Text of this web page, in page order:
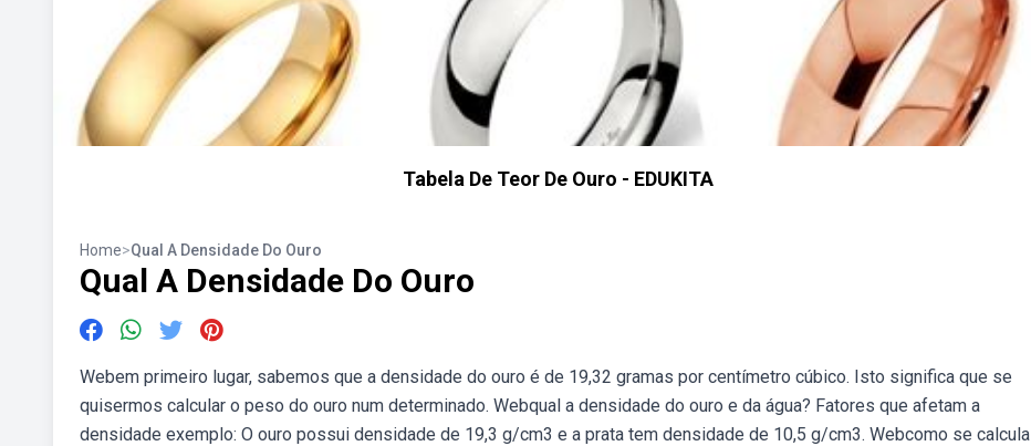
Tabela De Teor De Ouro - EDUKITA
Home>Qual A Densidade Do Ouro
Qual A Densidade Do Ouro
Webem primeiro lugar, sabemos que a densidade do ouro é de 19,32 gramas por centímetro cúbico. Isto significa que se
quisermos calcular o peso do ouro num determinado. Webqual a densidade do ouro e da água? Fatores que afetam a
densidade exemplo: O ouro possui densidade de 19,3 g/cm3 e a prata tem densidade de 10,5 g/cm3. Webcomo se calcula